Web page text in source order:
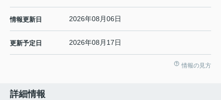
情報更新日 2026年08月06日
更新予定日 2026年08月17日
情報の見方
詳細情報